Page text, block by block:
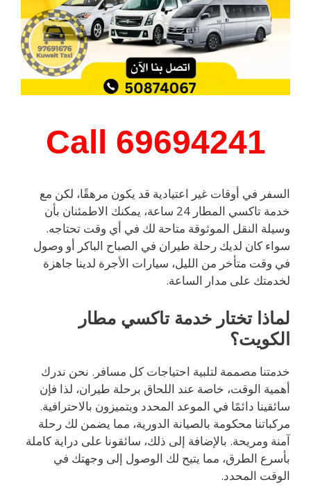
Call 69694241
السفر في أوقات غير اعتيادية قد يكون مرهقًا، لكن مع
خدمة تاكسي المطار 24 ساعة، يمكنك الاطمئنان بأن
وسيلة النقل الموثوقة متاحة لك في أي وقت تحتاجه.
سواء كان لديك رحلة طيران في الصباح الباكر أو وصول
في وقت متأخر من الليل، سيارات الأجرة لدينا جاهزة
لخدمتك على مدار الساعة.
لماذا تختار خدمة تاكسي مطار
الكويت؟
خدمتنا مصممة لتلبية احتياجات كل مسافر. نحن ندرك
أهمية الوقت، خاصة عند اللحاق برحلة طيران، لذا فإن
سائقينا دائمًا في الموعد المحدد ويتميزون بالاحترافية.
مركباتنا محكومة بالصيانة الدورية، مما يضمن لك رحلة
آمنة ومريحة. بالإضافة إلى ذلك، سائقونا على دراية كاملة
بأسرع الطرق، مما يتيح لك الوصول إلى وجهتك في
الوقت المحدد.